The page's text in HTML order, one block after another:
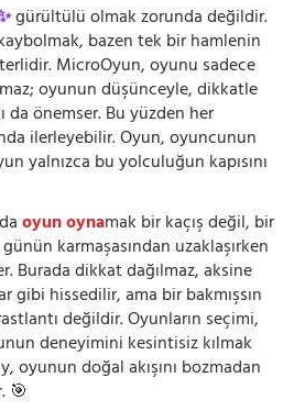
gürültülü olmak zorunda değildir.
bazen tek bir hamlenin
MicroOyun, oyunu sadece
oyunun düşünceyle, dikkatle
önemser. Bu yüzden her
ilerleyebilir. Oyun, oyuncunun
yalnızca bu yolculuğun kapısını
oyun oynamak bir kaçış değil, bir
karmaşasından uzaklaşırken
Burada dikkat dağılmaz, aksine
gibi hissedilir, ama bir bakmışsın
değildir. Oyunların seçimi,
deneyimini kesintisiz kılmak
oyunun doğal akışını bozmadan
🎯